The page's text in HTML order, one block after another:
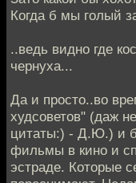
Когда б мы голый
..ведь видно где
чернуха...
Да и просто..во
худсоветов" (даж
цитаты:) - Д.Ю.) и
фильмы в кино и
эстраде. Которые